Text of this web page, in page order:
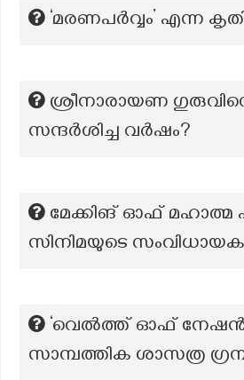
‘മരണപർവ്വം’ എന്ന
ശ്രീനാരായണ
സന്ദർശിച്ച വർഷം?
മേക്കിങ് ഓഫ് മഹാത്മ
സിനിമയുടെ
‘വെൽത്ത് ഓഫ്
സാമ്പത്തിക ശാസത്ര